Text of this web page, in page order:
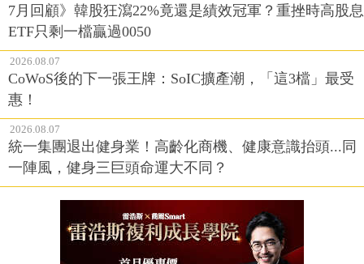
7月回顧》韓股狂瀉22%竟還是績效冠軍？重挫時高股息
ETF只剩一檔贏過0050
2026.08.07
CoWoS後的下一張王牌：SoIC擴產潮，「這3檔」最受
惠！
2026.08.07
統一集團退出健身業！高齡化商機、健康意識抬頭...同
一陣風，健身三巨頭命運大不同？